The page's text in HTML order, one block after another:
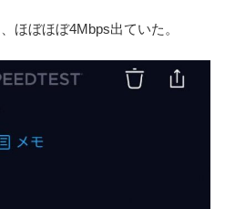
ほぼほぼ4Mbps出ていた。